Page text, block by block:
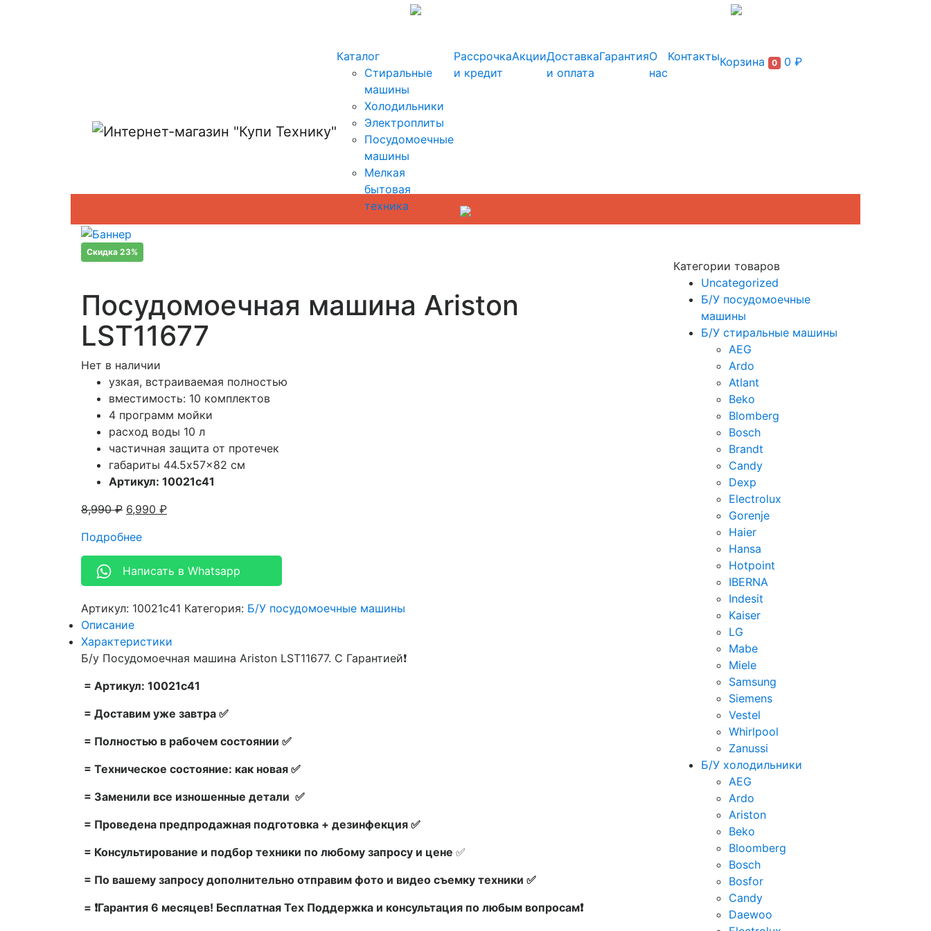
Каталог
Стиральные
машины
Холодильники
Электроплиты
Посудомоечные
машины
Мелкая
бытовая
техника
Рассрочка
и кредит
АкцииДоставка
и оплата
ГарантияО
нас
КонтактыКорзина 0 0 ₽
Скидка 23%
Посудомоечная машина Ariston
LST11677
Нет в наличии
узкая, встраиваемая полностью
вместимость: 10 комплектов
4 программ мойки
расход воды 10 л
частичная защита от протечек
габариты 44.5x57x82 см
Артикул: 10021c41
8,990₽ 6,990 ₽
Подробнее
Написать в Whatsapp
Артикул: 10021c41 Категория: Б/У посудомоечные машины
Описание
Характеристики
Б/у Посудомоечная машина Ariston LST11677. С Гарантией❗
= Артикул: 10021c41
= Доставим уже завтра ✅
= Полностью в рабочем состоянии ✅
= Техническое состояние: как новая ✅
= Заменили все изношенные детали ✅
= Проведена предпродажная подготовка + дезинфекция ✅
= Консультирование и подбор техники по любому запросу и цене ✅
= По вашему запросу дополнительно отправим фото и видео съемку техники ✅
= ❗Гарантия 6 месяцев! Бесплатная Тех Поддержка и консультация по любым вопросам❗
Категории товаров
Uncategorized
Б/У посудомоечные
машины
Б/У стиральные машины
AEG
Ardo
Atlant
Beko
Blomberg
Bosch
Brandt
Candy
Dexp
Electrolux
Gorenje
Haier
Hansa
Hotpoint
IBERNA
Indesit
Kaiser
LG
Mabe
Miele
Samsung
Siemens
Vestel
Whirlpool
Zanussi
Б/У холодильники
AEG
Ardo
Ariston
Beko
Bloomberg
Bosch
Bosfor
Candy
Daewoo